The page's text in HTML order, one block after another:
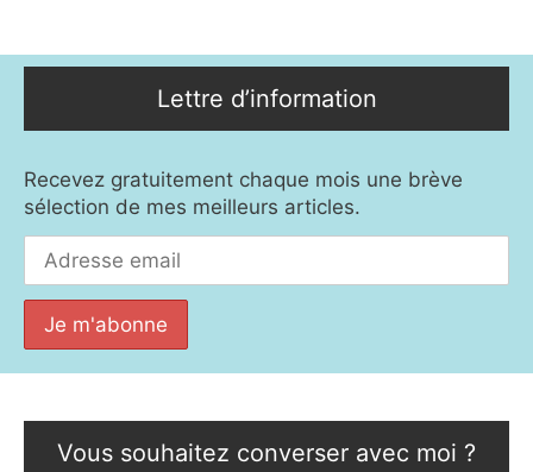
Lettre d’information
Recevez gratuitement chaque mois une brève
sélection de mes meilleurs articles.
Vous souhaitez converser avec moi ?